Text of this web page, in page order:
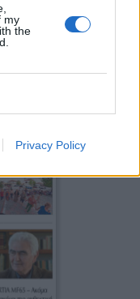
my
the
Privacy Policy